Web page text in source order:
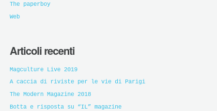
The paperboy
Web
Articoli recenti
Magculture Live 2019
A caccia di riviste per le vie di Parigi
The Modern Magazine 2018
Botta e risposta su “IL” magazine